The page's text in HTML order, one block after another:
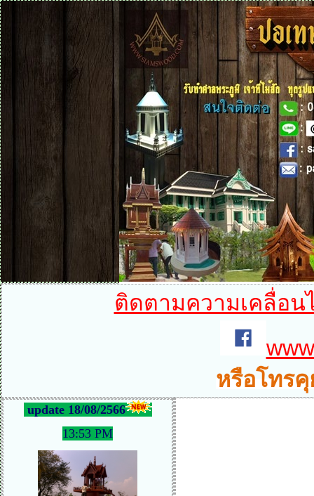
ติดตามความเคลื่อน
หรือโทรคุ
update 18/08/2566
13:53 PM